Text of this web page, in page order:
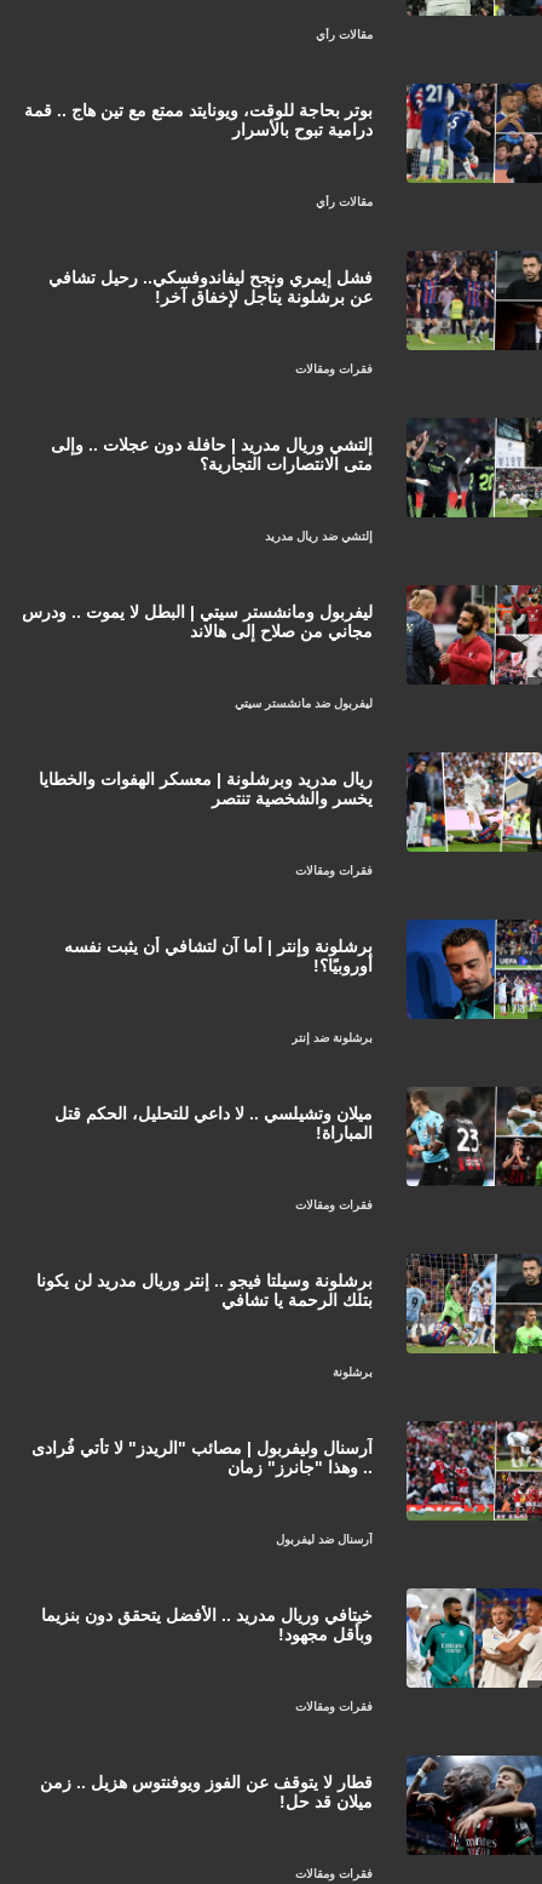
مقالات رأي
مقالات رأي
بوتر بحاجة للوقت، ويونايتد ممتع مع تين هاج .. قمة
درامية تبوح بالأسرار
فقرات ومقالات
فشل إيمري ونجح ليفاندوفسكي.. رحيل تشافي
عن برشلونة يتأجل لإخفاق آخر!
إلتشي ضد ريال مدريد
إلتشي وريال مدريد | حافلة دون عجلات .. وإلى
متى الانتصارات التجارية؟
ليفربول ضد مانشستر سيتي
ليفربول ومانشستر سيتي | البطل لا يموت .. ودرس
مجاني من صلاح إلى هالاند
فقرات ومقالات
ريال مدريد وبرشلونة | معسكر الهفوات والخطايا
يخسر والشخصية تنتصر
برشلونة ضد إنتر
برشلونة وإنتر | أما آن لتشافي أن يثبت نفسه
أوروبيًا؟!
فقرات ومقالات
ميلان وتشيلسي .. لا داعي للتحليل، الحكم قتل
المباراة!
برشلونة
برشلونة وسيلتا فيجو .. إنتر وريال مدريد لن يكونا
بتلك الرحمة يا تشافي
آرسنال ضد ليفربول
آرسنال وليفربول | مصائب "الريدز" لا تأتي فُرادى
.. وهذا "جانرز" زمان
فقرات ومقالات
خيتافي وريال مدريد .. الأفضل يتحقق دون بنزيما
وبأقل مجهود!
فقرات ومقالات
قطار لا يتوقف عن الفوز ويوفنتوس هزيل .. زمن
ميلان قد حل!